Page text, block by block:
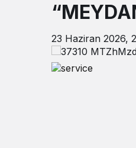
23 Haziran 2026,